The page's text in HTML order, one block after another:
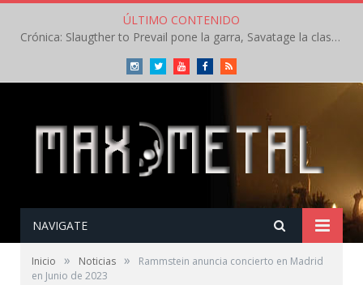
ÚLTIMO CONTENIDO
Crónica: Slaugther to Prevail pone la garra, Savatage la clase en la apertura del Leyendas del Rock – Miércoles – Agosto 2026
InstagramTwitterYoutubeFacebookRSS
NAVIGATE
Inicio » Noticias »
Rammstein anuncia concierto en Madrid
en Junio de 2023